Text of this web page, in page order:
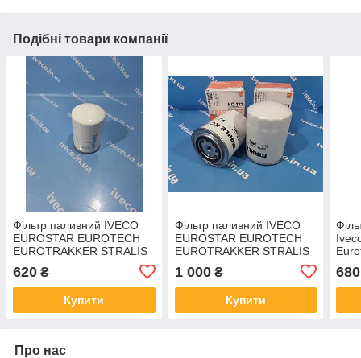
Подібні товари компанії
Фільтр паливний IVECO
EUROSTAR EUROTECH
EUROTRAKKER STRALIS
2994048 2995711
620 ₴
Купити
Фільтр паливний IVECO
EUROSTAR EUROTECH
EUROTRAKKER STRALIS
TRAKKER Cursor 2994048
500315480 503355292
1 000₴
Купити
680
Про нас